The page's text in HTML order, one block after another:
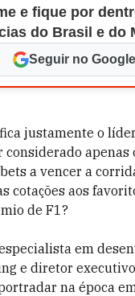
e fique por
do Brasil e do
Seguir no Google
justamente o
considerado apenas
a vencer a
cotações aos
de F1?
em
e diretor executivo
na época